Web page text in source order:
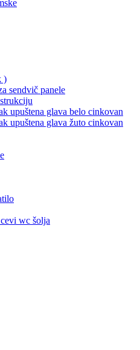
)
sendvič panele
upuštena glava belo cinkovan
upuštena glava žuto cinkovan
wc šolja